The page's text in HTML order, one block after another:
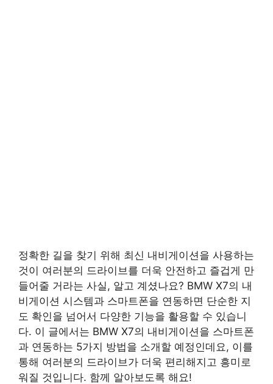
정확한 길을 찾기 위해 최신 내비게이션을 사용하는
것이 여러분의 드라이브를 더욱 안전하고 즐겁게 만
들어줄 거라는 사실, 알고 계셨나요? BMW X7의 내
비게이션 시스템과 스마트폰을 연동하면 단순한 지
도 확인을 넘어서 다양한 기능을 활용할 수 있습니
다. 이 글에서는 BMW X7의 내비게이션을 스마트폰
과 연동하는 5가지 방법을 소개할 예정인데요, 이를
통해 여러분의 드라이브가 더욱 편리해지고 흥미로
워질 것입니다. 함께 알아보도록 해요!